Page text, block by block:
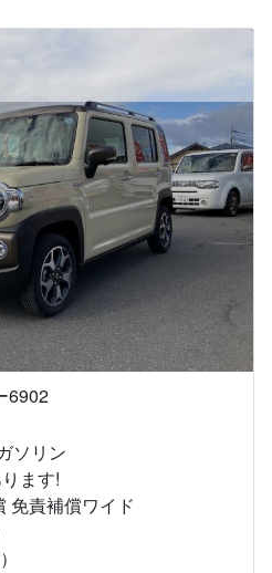
6902
ソリン
ます!
免責補償ワイド